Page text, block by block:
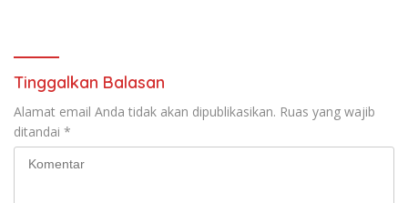
Tinggalkan Balasan
Alamat email Anda tidak akan dipublikasikan. Ruas yang wajib
ditandai *